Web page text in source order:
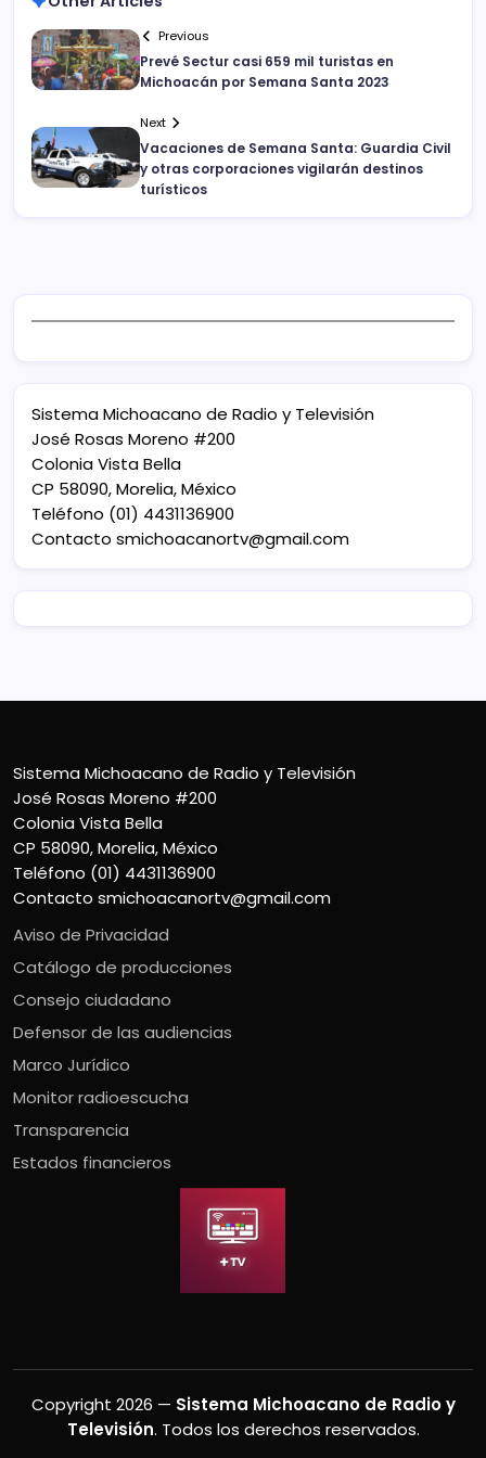
Previous
Prevé Sectur casi 659 mil turistas en
Michoacán por Semana Santa 2023
Next
Vacaciones de Semana Santa: Guardia Civil
y otras corporaciones vigilarán destinos
turísticos
Sistema Michoacano de Radio y Televisión
José Rosas Moreno #200
Colonia Vista Bella
CP 58090, Morelia, México
Teléfono (01) 4431136900
Contacto smichoacanortv@gmail.com
Sistema Michoacano de Radio y Televisión
José Rosas Moreno #200
Colonia Vista Bella
CP 58090, Morelia, México
Teléfono (01) 4431136900
Contacto smichoacanortv@gmail.com
Aviso de Privacidad
Catálogo de producciones
Consejo ciudadano
Defensor de las audiencias
Marco Jurídico
Monitor radioescucha
Transparencia
Estados financieros
Copyright 2026 — Sistema Michoacano de Radio y
Televisión. Todos los derechos reservados.